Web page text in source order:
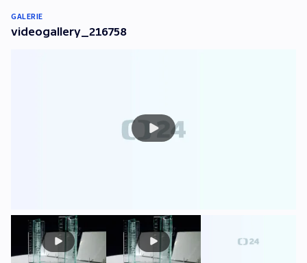
GALERIE
videogallery_216758